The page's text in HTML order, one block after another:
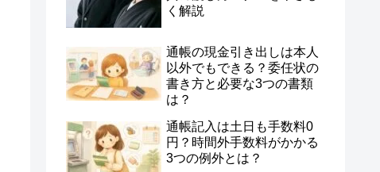
く解説
通帳の現金引き出しは本人
以外でもできる？委任状の
書き方と必要な3つの書類
は？
通帳記入は土日も手数料0
円？時間外手数料がかかる
3つの例外とは？